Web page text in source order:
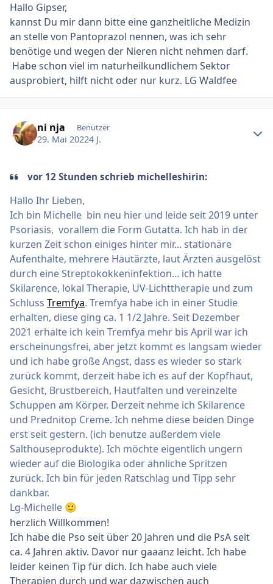
Hallo Gipser,
kannst Du mir dann bitte eine ganzheitliche Medizin
an stelle von Pantoprazol nennen, was ich sehr
benötige und wegen der Nieren nicht nehmen darf.
Habe schon viel im naturheilkundlichem Sektor
ausprobiert, hilft nicht oder nur kurz. LG Waldfee
ni nja Benutzer
29. Mai 20224 J.
vor 12 Stunden schrieb michelleshirin:
Hallo Ihr Lieben,
Ich bin Michelle bin neu hier und leide seit 2019 unter
Psoriasis, vorallem die Form Gutatta. Ich hab in der
kurzen Zeit schon einiges hinter mir... stationäre
Aufenthalte, mehrere Hautärzte, laut Ärzten ausgelöst
durch eine Streptokokkeninfektion... ich hatte
Skilarence, lokal Therapie, UV-Lichttherapie und zum
Schluss Tremfya. Tremfya habe ich in einer Studie
erhalten, diese ging ca. 1 1/2 Jahre. Seit Dezember
2021 erhalte ich kein Tremfya mehr bis April war ich
erscheinungsfrei, aber jetzt kommt es langsam wieder
und ich habe große Angst, dass es wieder so stark
zurück kommt, derzeit habe ich es auf der Kopfhaut,
Gesicht, Brustbereich, Hautfalten und vereinzelte
Schuppen am Körper. Derzeit nehme ich Skilarence
und Prednitop Creme. Ich nehme diese beiden Dinge
erst seit gestern. (ich benutze außerdem viele
Salthouseprodukte). Ich möchte eigentlich ungern
wieder auf die Biologika oder ähnliche Spritzen
zurück. Ich bin für jeden Ratschlag und Tipp sehr
dankbar.
Lg-Michelle 🙂
herzlich Willkommen!
Ich habe die Pso seit über 20 Jahren und die PsA seit
ca. 4 Jahren aktiv. Davor nur gaaanz leicht. Ich habe
leider keinen Tip für dich. Ich habe auch viele
Therapien durch und war dazwischen auch